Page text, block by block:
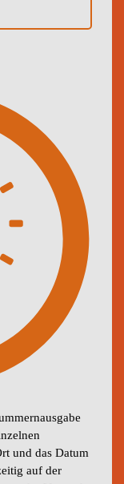
und das Datum
auf der